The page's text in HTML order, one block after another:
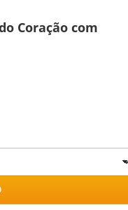
Coração com